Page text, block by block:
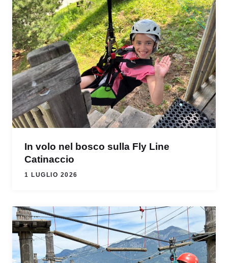
In volo nel bosco sulla Fly Line
Catinaccio
1 LUGLIO 2026